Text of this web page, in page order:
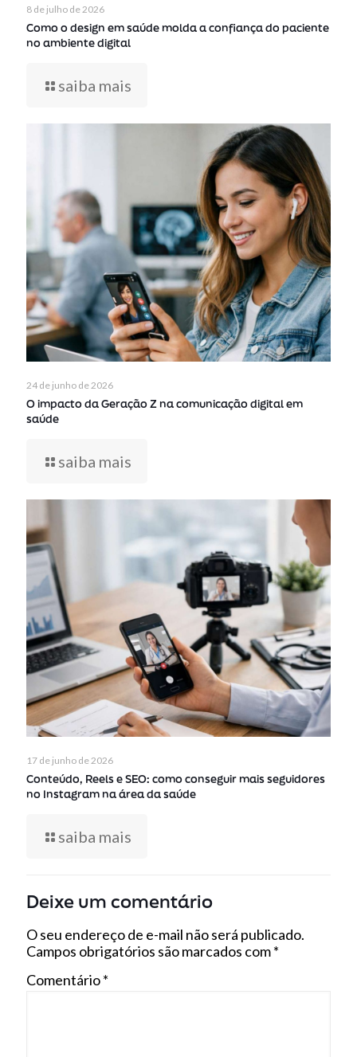
8 de julho de 2026
Como o design em saúde molda a confiança do paciente
no ambiente digital
saiba mais
24 de junho de 2026
O impacto da Geração Z na comunicação digital em
saúde
saiba mais
17 de junho de 2026
Conteúdo, Reels e SEO: como conseguir mais seguidores
no Instagram na área da saúde
saiba mais
Deixe um comentário
O seu endereço de e-mail não será publicado.
Campos obrigatórios são marcados com*
Comentário*